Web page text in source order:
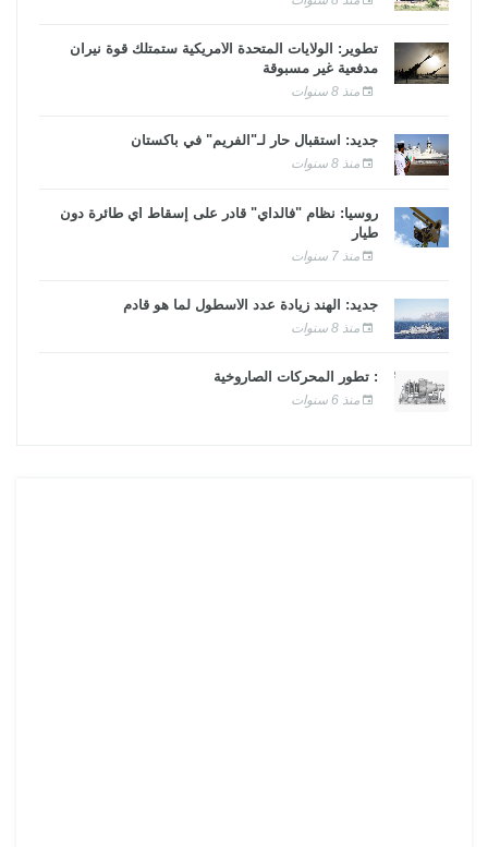
تطوير: الولايات المتحدة الأمريكية ستمتلك قوة نيران
مدفعية غير مسبوقة
منذ 8 سنوات
جديد: استقبال حار لـ"الفريم" في باكستان
منذ 8 سنوات
روسيا: نظام "فالداي" قادر على إسقاط أي طائرة دون
طيار
منذ 7 سنوات
جديد: الهند زيادة عدد الأسطول لما هو قادم
منذ 8 سنوات
: تطور المحركات الصاروخية
منذ 6 سنوات